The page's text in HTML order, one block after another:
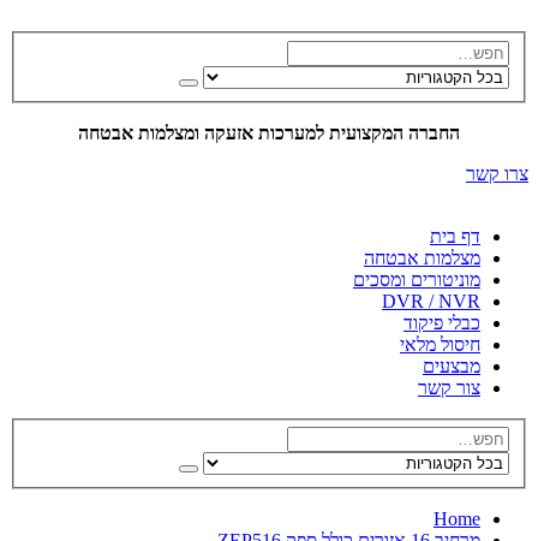
החברה המקצועית למערכות אזעקה ומצלמות אבטחה
צרו קשר
דף בית
מצלמות אבטחה
מוניטורים ומסכים
DVR / NVR
כבלי פיקוד
חיסול מלאי
מבצעים
צור קשר
Home